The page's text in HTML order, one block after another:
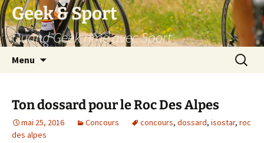
Aller
au
contenu
Geek & Sport
Quand Geek rime avec Sport
Menu
Ton dossard pour le Roc Des Alpes
mai 25, 2016 Concours concours, dossard, isostar, roc
des alpes